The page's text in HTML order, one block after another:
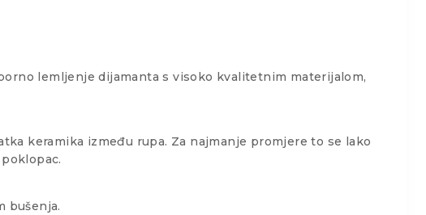
lemljenje dijamanta s visoko kvalitetnim materijalom,
keramika između rupa. Za najmanje promjere to se lako
bušenja.